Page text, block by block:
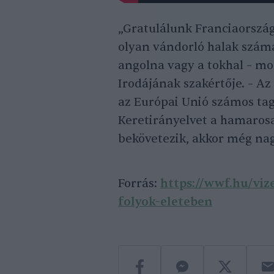
„Gratulálunk
olyan vándorló halak
angolna vagy a tokhal –
Irodájának szakértője. –
az Európai Unió számos
Keretirányelvet a
bekövetezik, akkor még
Forrás: https://wwf.hu/
folyok-eleteben